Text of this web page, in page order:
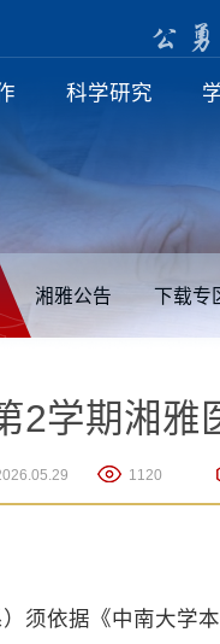
公 勇
科学研究
湘雅公告 下载专
2学期湘雅
1120
须依据《中南大学